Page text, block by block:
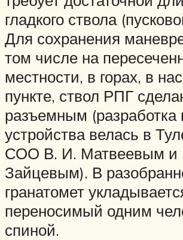
гладкого ствола
Для сохранения
том числе на
местности, в горах, в
пункте, ствол РПГ
разъемным (разработка
устройства велась в
СОО В. И. Матвеевым и
Зайцевым). В
гранатомет
переносимый одним
спиной.